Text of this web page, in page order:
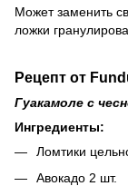
Может заменить
ложки
Рецепт от
Гуакамоле с
Ингредиенты:
Ломтики
Авокадо 2 шт.